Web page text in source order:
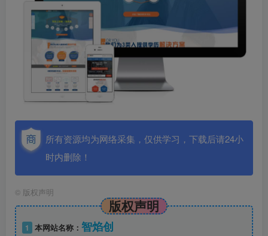
所有资源均为网络采集，仅供学习，下载后请24小
时内删除！
© 版权声明
版权声明
1 本网站名称： 智焰创